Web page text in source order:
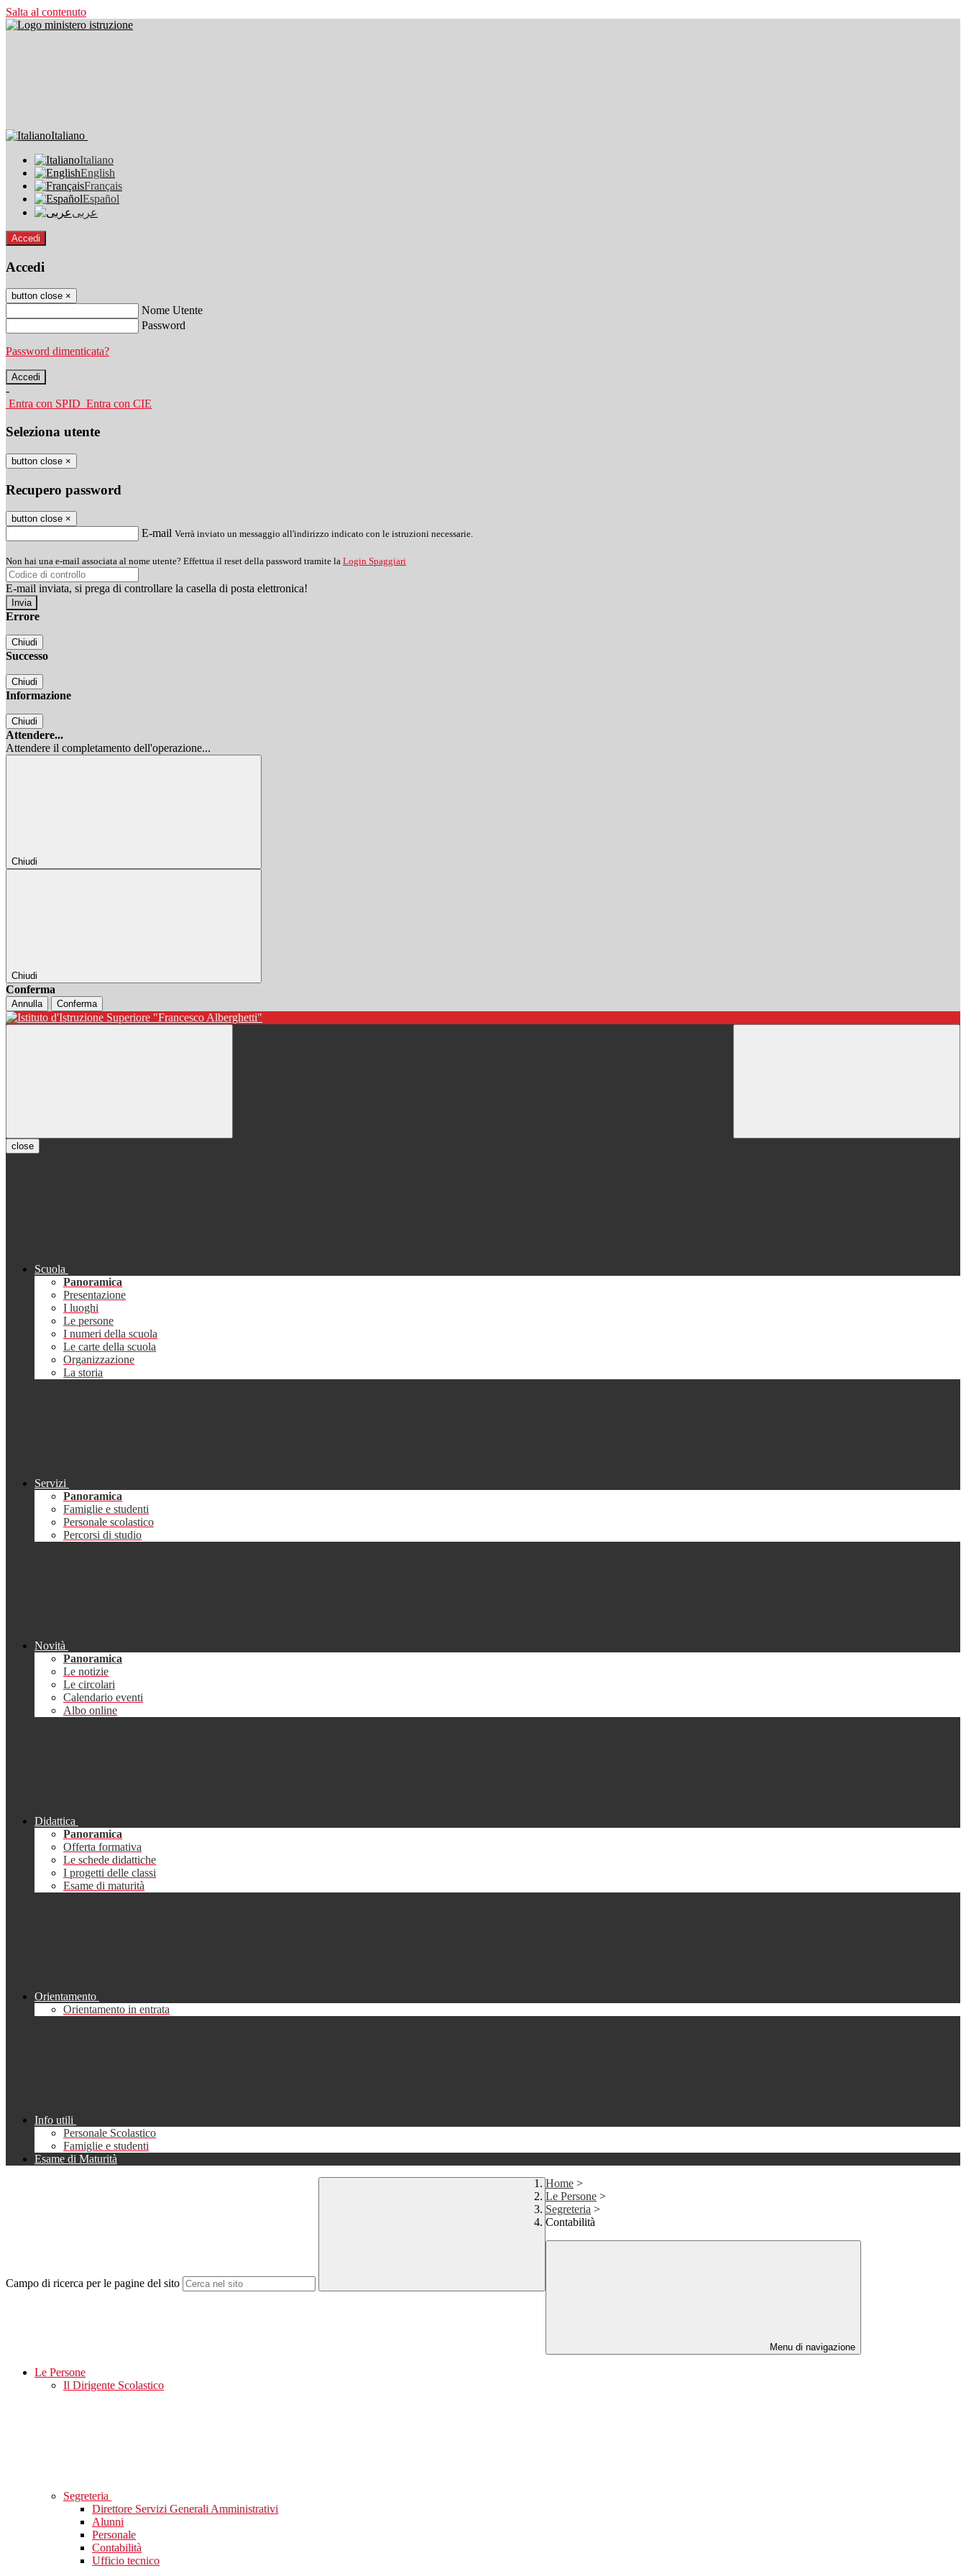
Salta al contenuto
Italiano
Italiano
English
Français
Español
عربى
Accedi
Accedi
button close ×
Nome Utente
Password
Password dimenticata?
-
Entra con SPID Entra con CIE
Seleziona utente
button close ×
Recupero password
button close ×
E-mail Verrà inviato un messaggio all'indirizzo indicato con le istruzioni necessarie.
Non hai una e-mail associata al nome utente? Effettua il reset della password tramite la Login Spaggiari
E-mail inviata, si prega di controllare la casella di posta elettronica!
Errore
Chiudi
Successo
Chiudi
Informazione
Chiudi
Attendere...
Attendere il completamento dell'operazione...
Chiudi
Chiudi
Conferma
Annulla Conferma
close
Scuola
Panoramica
Presentazione
I luoghi
Le persone
I numeri della scuola
Le carte della scuola
Organizzazione
La storia
Servizi
Panoramica
Famiglie e studenti
Personale scolastico
Percorsi di studio
Novità
Panoramica
Le notizie
Le circolari
Calendario eventi
Albo online
Didattica
Panoramica
Offerta formativa
Le schede didattiche
I progetti delle classi
Esame di maturità
Orientamento
Orientamento in entrata
Info utili
Personale Scolastico
Famiglie e studenti
Esame di Maturità
Campo di ricerca per le pagine del sito
Home >
Le Persone >
Segreteria >
Contabilità
Menu di navigazione
Le Persone
Il Dirigente Scolastico
Segreteria
Direttore Servizi Generali Amministrativi
Alunni
Personale
Contabilità
Ufficio tecnico